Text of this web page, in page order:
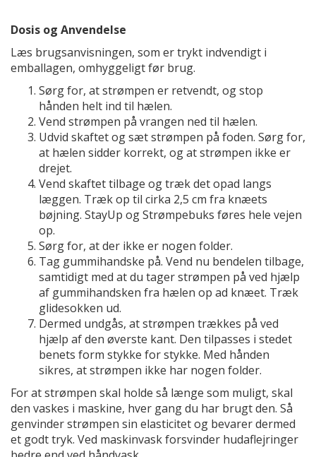
Dosis og Anvendelse
Læs brugsanvisningen, som er trykt indvendigt i
emballagen, omhyggeligt før brug.
Sørg for, at strømpen er retvendt, og stop
hånden helt ind til hælen.
Vend strømpen på vrangen ned til hælen.
Udvid skaftet og sæt strømpen på foden. Sørg for,
at hælen sidder korrekt, og at strømpen ikke er
drejet.
Vend skaftet tilbage og træk det opad langs
læggen. Træk op til cirka 2,5 cm fra knæets
bøjning. StayUp og Strømpebuks føres hele vejen
op.
Sørg for, at der ikke er nogen folder.
Tag gummihandske på. Vend nu bendelen tilbage,
samtidigt med at du tager strømpen på ved hjælp
af gummihandsken fra hælen op ad knæet. Træk
glidesokken ud.
Dermed undgås, at strømpen trækkes på ved
hjælp af den øverste kant. Den tilpasses i stedet
benets form stykke for stykke. Med hånden
sikres, at strømpen ikke har nogen folder.
For at strømpen skal holde så længe som muligt, skal
den vaskes i maskine, hver gang du har brugt den. Så
genvinder strømpen sin elasticitet og bevarer dermed
et godt tryk. Ved maskinvask forsvinder hudaflejringer